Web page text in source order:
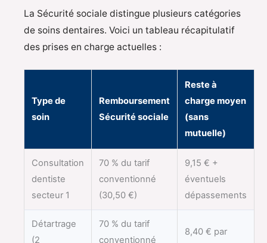
La Sécurité sociale distingue plusieurs catégories
de soins dentaires. Voici un tableau récapitulatif
des prises en charge actuelles :
Type de
soin
Remboursement
Sécurité sociale
Reste à
charge moyen
(sans
mutuelle)
Consultation
dentiste
secteur 1
70 % du tarif
conventionné
(30,50 €)
9,15 € +
éventuels
dépassements
Détartrage
(2
70 % du tarif
conventionné
8,40 € par